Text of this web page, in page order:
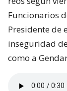
Funcionarios
Presidente de
inseguridad
como a